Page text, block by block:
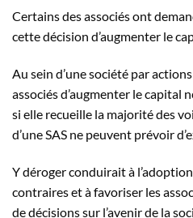
Certains des associés ont
cette décision d’augmenter le
Au sein d’une société par
associés d’augmenter le capital
si elle recueille la majorité des
d’une SAS ne peuvent prévoir
Y déroger conduirait à
contraires et à favoriser les
de décisions sur l’avenir de la